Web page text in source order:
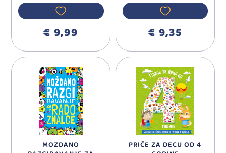
€ 9,99 € 9,35
MOZDANO
PRIČE ZA DECU OD 4